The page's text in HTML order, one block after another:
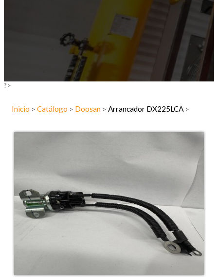
?>
Inicio > Catálogo > Doosan > Arrancador DX225LCA >